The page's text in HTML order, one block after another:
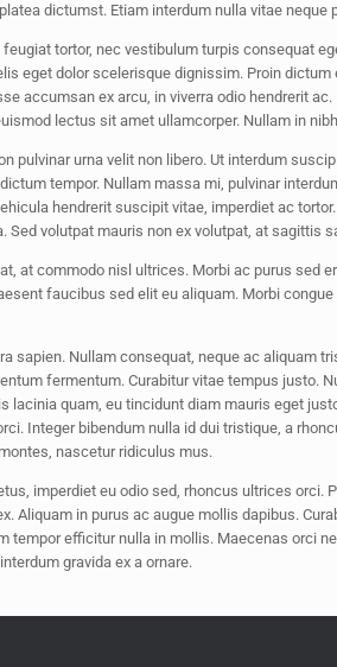
dictumst. Etiam interdum nulla vitae neque
tortor, nec vestibulum turpis consequat
eget dolor scelerisque dignissim. Proin
accumsan ex arcu, in viverra odio hendrerit
lectus sit amet ullamcorper. Nullam in
pulvinar urna velit non libero. Ut interdum
tempor. Nullam massa mi, pulvinar
hendrerit suscipit vitae, imperdiet ac
volutpat mauris non ex volutpat, at sagittis
at commodo nisl ultrices. Morbi ac purus sed
faucibus sed elit eu aliquam. Morbi
sapien. Nullam consequat, neque ac aliquam
fermentum. Curabitur vitae tempus justo.
lacinia quam, eu tincidunt diam mauris eget
Integer bibendum nulla id dui tristique, a
nascetur ridiculus mus.
imperdiet eu odio sed, rhoncus ultrices orci.
Aliquam in purus ac augue mollis dapibus.
efficitur nulla in mollis. Maecenas orci
gravida ex a ornare.